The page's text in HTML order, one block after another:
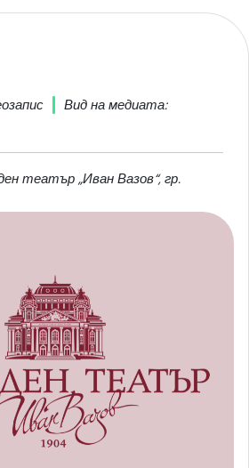
Вид на медиата:
театър „Иван Вазов“, гр.